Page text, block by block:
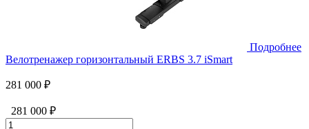
Подробнее
Велотренажер горизонтальный ERBS 3.7 iSmart
281 000 ₽
281 000 ₽